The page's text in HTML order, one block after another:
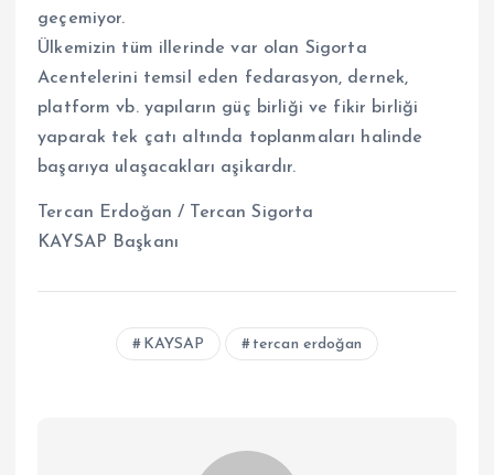
geçemiyor.
Ülkemizin tüm illerinde var olan Sigorta
Acentelerini temsil eden fedarasyon, dernek,
platform vb. yapıların güç birliği ve fikir birliği
yaparak tek çatı altında toplanmaları halinde
başarıya ulaşacakları aşikardır.
Tercan Erdoğan / Tercan Sigorta
KAYSAP Başkanı
KAYSAP tercan erdoğan